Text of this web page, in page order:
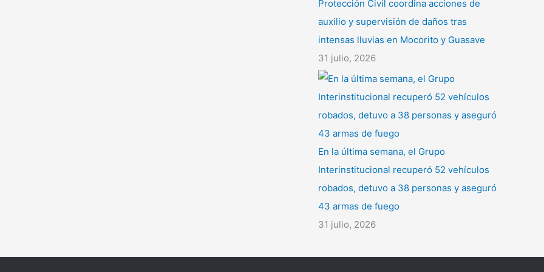
Protección Civil coordina acciones de
auxilio y supervisión de daños tras
intensas lluvias en Mocorito y Guasave
31 julio, 2026
En la última semana, el Grupo
Interinstitucional recuperó 52 vehículos
robados, detuvo a 38 personas y aseguró
43 armas de fuego
31 julio, 2026